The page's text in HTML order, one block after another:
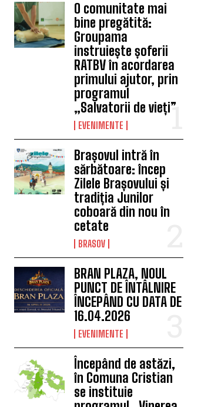
O comunitate mai
bine pregătită:
Groupama
instruiește șoferii
RATBV în acordarea
primului ajutor, prin
programul
„Salvatorii de vieți”
EVENIMENTE
Brașovul intră în
sărbătoare: încep
Zilele Brașovului și
tradiția Junilor
coboară din nou în
cetate
BRASOV
BRAN PLAZA, NOUL
PUNCT DE ÎNTÂLNIRE
ÎNCEPÂND CU DATA DE
16.04.2026
EVENIMENTE
Începând de astăzi,
în Comuna Cristian
se instituie